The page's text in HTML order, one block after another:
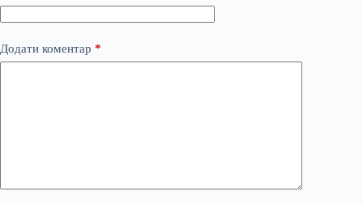
Додати коментар *